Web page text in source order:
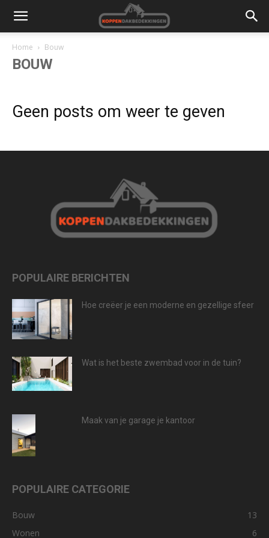
Home Bouw
BOUW
Geen posts om weer te geven
POPULAIRE BERICHTEN
Hoe creëer je een moderne en gezellige sfeer
Wat is het beste zwembad voor in de tuin?
Maak van je garage je kantoor
POPULAIRE CATEGORIE
Bouw
13
Wonen
6